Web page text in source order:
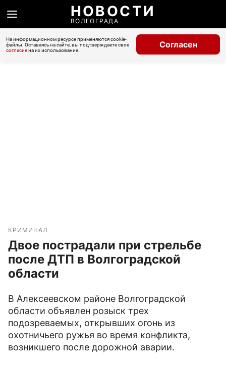
НОВОСТИ
ВОЛГОГРАДА
На информационном ресурсе применяются cookie-
файлы. Оставаясь на сайте, вы подтверждаете свое
согласиена их использование.
Согласен
КРИМИНАЛ
Двое пострадали при стрельбе
после ДТП в Волгоградской
области
В Алексеевском районе Волгоградской
области объявлен розыск трех
подозреваемых, открывших огонь из
охотничьего ружья во время конфликта,
возникшего после дорожной аварии.